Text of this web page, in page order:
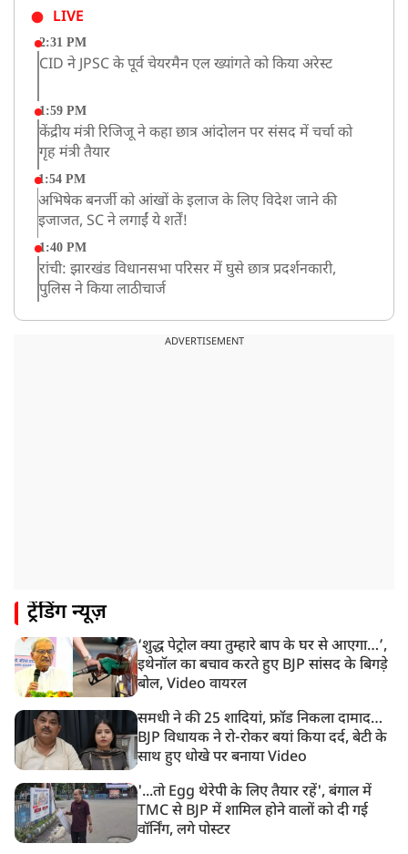
LIVE
2:31 PM
CID ने JPSC के पूर्व चेयरमैन एल ख्यांगते को किया अरेस्ट
1:59 PM
केंद्रीय मंत्री रिजिजू ने कहा छात्र आंदोलन पर संसद में चर्चा को
गृह मंत्री तैयार
1:54 PM
अभिषेक बनर्जी को आंखों के इलाज के लिए विदेश जाने की
इजाजत, SC ने लगाईं ये शर्तें!
1:40 PM
रांची: झारखंड विधानसभा परिसर में घुसे छात्र प्रदर्शनकारी,
पुलिस ने किया लाठीचार्ज
संसद में फिर हंगामा, कार्यवाही स्थगित, नहीं चल सका प्रश्नकाल
गुजरात में आज से होती तिरंगा यात्रा की शुरुआत, शासन से
10:39 AM
रांची में छात्रों का विधानसभा मार्च शुरू, BJP ने भी CM आवास
घेरा
ADVERTISEMENT
ट्रेंडिंग न्यूज़
‘शुद्ध पेट्रोल क्या तुम्हारे बाप के घर से आएगा…’,
इथेनॉल का बचाव करते हुए BJP सांसद के बिगड़े
बोल, Video वायरल
समधी ने की 25 शादियां, फ्रॉड निकला दामाद…
BJP विधायक ने रो-रोकर बयां किया दर्द, बेटी के
साथ हुए धोखे पर बनाया Video
'...तो Egg थेरेपी के लिए तैयार रहें', बंगाल में
TMC से BJP में शामिल होने वालों को दी गई
वॉर्निंग, लगे पोस्टर